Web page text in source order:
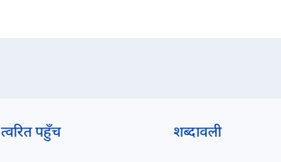
त्वरित पहुँच शब्दावली